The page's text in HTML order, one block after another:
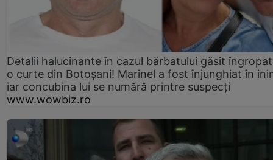
Detalii halucinante în cazul bărbatului găsit
o curte din Botoșani! Marinel a fost înjunghiat în
iar concubina lui se numără printre suspecți
www.wowbiz.ro